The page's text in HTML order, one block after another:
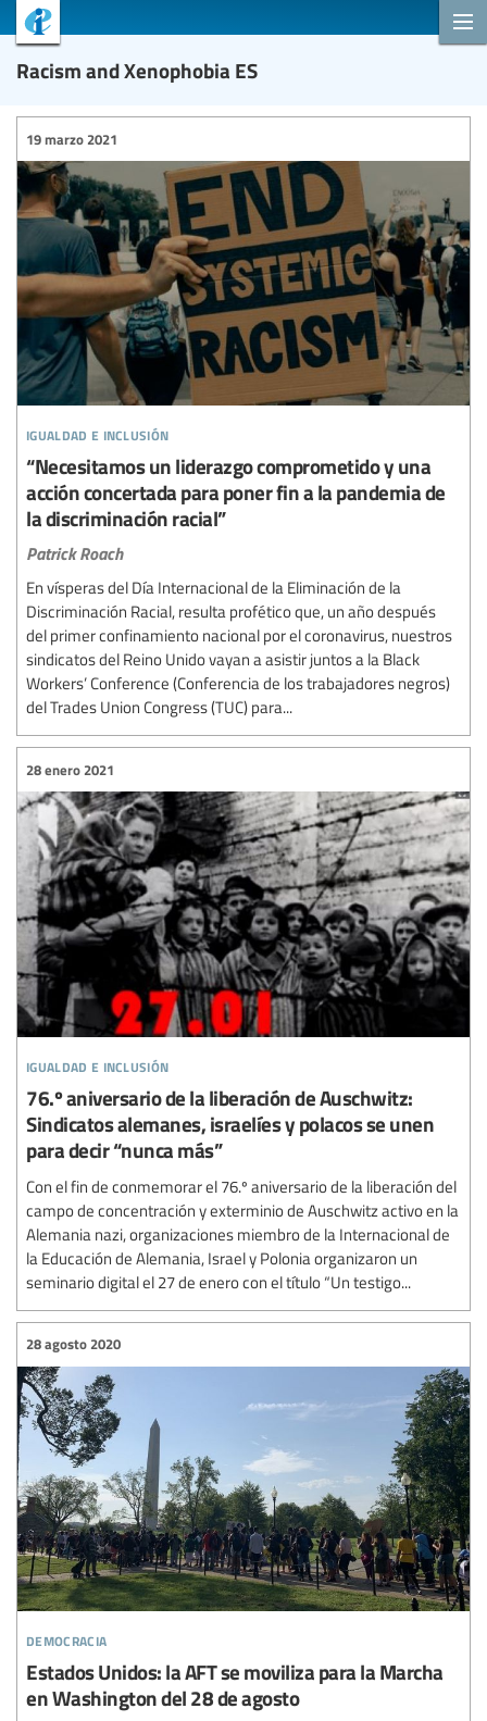
Racism and Xenophobia ES
igualdad e inclusión
19 marzo 2021
“Necesitamos un liderazgo comprometido y una
acción concertada para poner fin a la pandemia de
la discriminación racial”
Patrick Roach
En vísperas del Día Internacional de la Eliminación de la
Discriminación Racial, resulta profético que, un año después
del primer confinamiento nacional por el coronavirus, nuestros
sindicatos del Reino Unido vayan a asistir juntos a la Black
Workers’ Conference (Conferencia de los trabajadores negros)
del Trades Union Congress (TUC) para...
igualdad e inclusión
28 enero 2021
76.º aniversario de la liberación de Auschwitz:
Sindicatos alemanes, israelíes y polacos se unen
para decir “nunca más”
Con el fin de conmemorar el 76.º aniversario de la liberación del
campo de concentración y exterminio de Auschwitz activo en la
Alemania nazi, organizaciones miembro de la Internacional de
la Educación de Alemania, Israel y Polonia organizaron un
seminario digital el 27 de enero con el título “Un testigo...
democracia
28 agosto 2020
Estados Unidos: la AFT se moviliza para la Marcha
en Washington del 28 de agosto